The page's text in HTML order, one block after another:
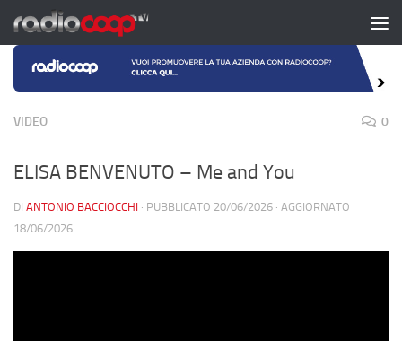
Salta al contenuto
VIDEO 0
ELISA BENVENUTO – Me and You
DI ANTONIO BACCIOCCHI · PUBBLICATO 20/06/2026 · AGGIORNATO
18/06/2026